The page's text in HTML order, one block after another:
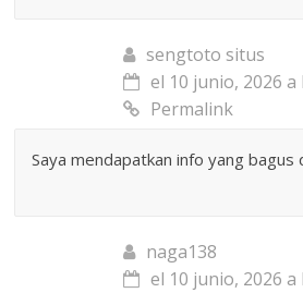
sengtoto situs
el 10 junio, 2026 a
Permalink
Saya mendapatkan info yang bagus
naga138
el 10 junio, 2026 a